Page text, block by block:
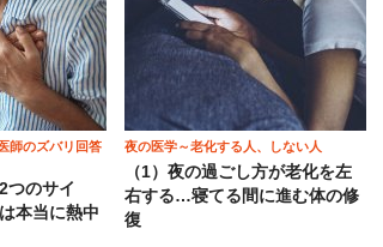
師のズバリ回答
つのサイ
本当に熱中
夜の医学～老化する人、しない人
（1）夜の過ごし方が老化を左
右する…寝てる間に進む体の修
復